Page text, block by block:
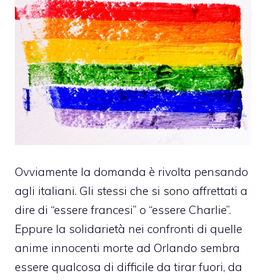
Ovviamente la domanda è rivolta pensando
agli italiani. Gli stessi che si sono affrettati a
dire di “essere francesi” o “essere Charlie”.
Eppure la solidarietà nei confronti di quelle
anime innocenti morte ad Orlando sembra
essere qualcosa di difficile da tirar fuori, da